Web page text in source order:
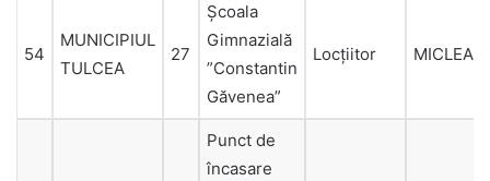
54
MUNICIPIUL
TULCEA
27
Şcoala
Gimnazială
”Constantin
Găvenea”
Locțiitor MICLEAN
Punct de
încasare